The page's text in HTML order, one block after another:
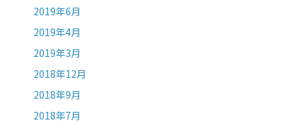
2019年6月
2019年4月
2019年3月
2018年12月
2018年9月
2018年7月